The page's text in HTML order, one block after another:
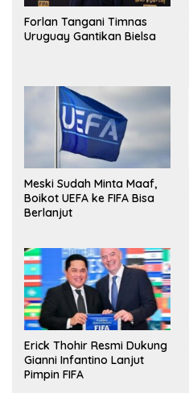
Forlan Tangani Timnas
Uruguay Gantikan Bielsa
Meski Sudah Minta Maaf,
Boikot UEFA ke FIFA Bisa
Berlanjut
Erick Thohir Resmi Dukung
Gianni Infantino Lanjut
Pimpin FIFA